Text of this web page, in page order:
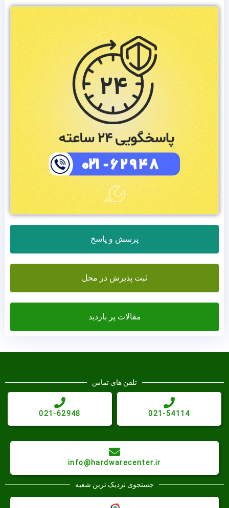
پرسش و پاسخ
ثبت پذیرش در محل
مقالات پر بازدید
تلفن های تماس
021-54114
021-62948
info@hardwarecenter.ir
جستجوی نزدیک ترین شعبه